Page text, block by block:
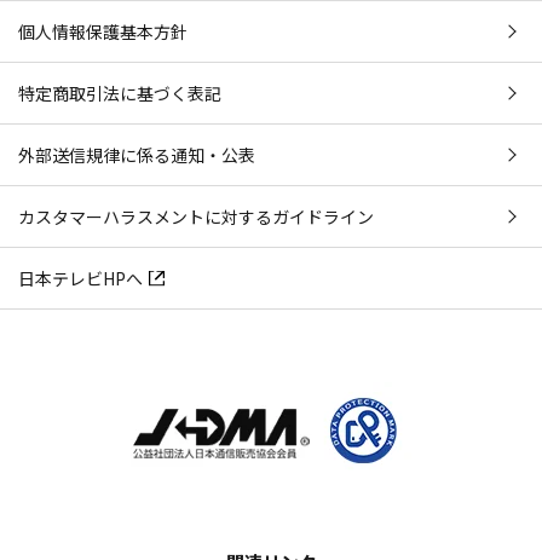
個人情報保護基本方針
特定商取引法に基づく表記
外部送信規律に係る通知・公表
カスタマーハラスメントに対するガイドライン
日本テレビHPへ